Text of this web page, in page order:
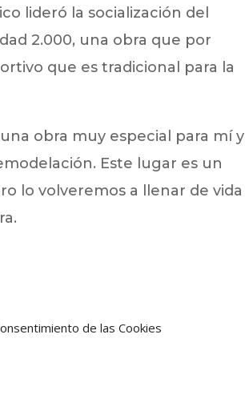
de las Cookies
lideró la socialización del
2.000, una obra que por
que es tradicional para la
obra muy especial para mí y
Este lugar es un
lo volveremos a llenar de vida